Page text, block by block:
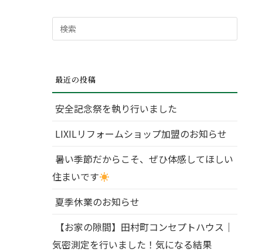
索
最近の投稿
安全記念祭を執り行いました
LIXILリフォームショップ加盟のお知らせ
暑い季節だからこそ、ぜひ体感してほしい
住まいです
夏季休業のお知らせ
【お家の隙間】田村町コンセプトハウス｜
気密測定を行いました！気になる結果